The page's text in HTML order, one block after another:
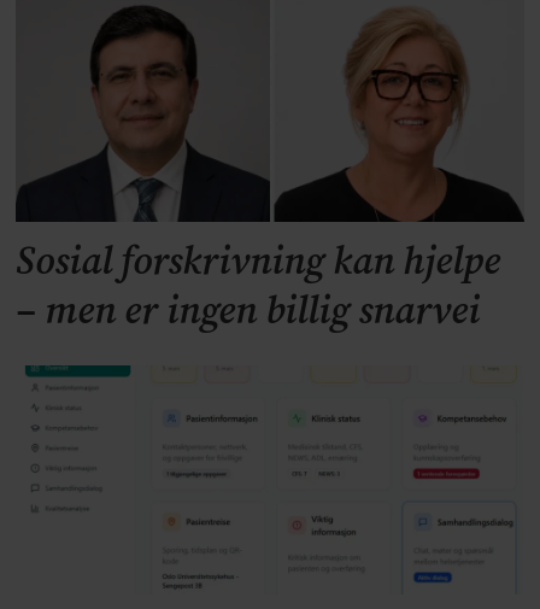
Sosial forskrivning kan hjelpe
– men er ingen billig snarvei